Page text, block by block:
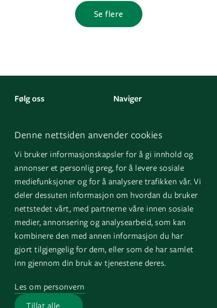
Denne nettsiden anvender cookies
Vi bruker informasjonskapsler for å gi innhold og
annonser et personlig preg, for å levere sosiale
mediefunksjoner og for å analysere trafikken vår. Vi
deler dessuten informasjon om hvordan du bruker
nettstedet vårt, med partnerne våre innen sosiale
medier, annonsering og analysearbeid, som kan
kombinere den med annen informasjon du har
gjort tilgjengelig for dem, eller som de har samlet
inn gjennom din bruk av tjenestene deres.
Tillat alle
Les om personvern
Se flere
Følg oss
Facebook
Instagram
YouTube
Naviger
Om oss
GK Sverige
GK Danmark
Snarveier
Fakturainformasjon
HMS
Jobb i GK
Logg inn
Mine bygg